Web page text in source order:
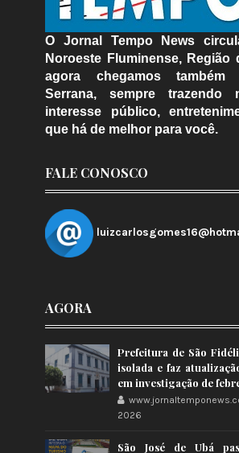
O Jornal Tempo News
Noroeste Fluminense, Região
agora chegamos também
Serrana, sempre trazendo
interesse público,
que há de melhor para você.
FALE CONOSCO
AGORA
Prefeitura de São
isolada e faz
em investigação de
2026
São José de Ubá